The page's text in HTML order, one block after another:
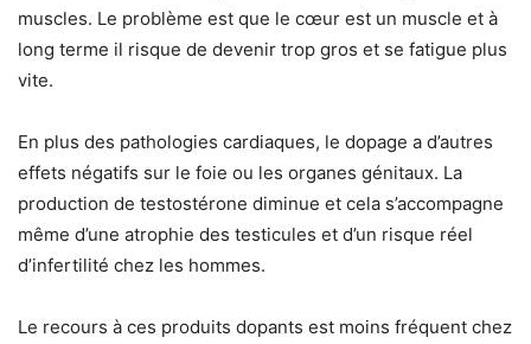
muscles. Le problème est que le cœur est un muscle et à
long terme il risque de devenir trop gros et se fatigue plus
vite.
En plus des pathologies cardiaques, le dopage a d’autres
effets négatifs sur le foie ou les organes génitaux. La
production de testostérone diminue et cela s’accompagne
même d’une atrophie des testicules et d’un risque réel
d’infertilité chez les hommes.
Le recours à ces produits dopants est moins fréquent chez